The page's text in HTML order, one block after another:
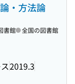
・方法論
2019.3
書館 全国の図書館